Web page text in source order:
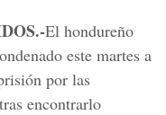
El hondureño
este martes a
por las
encontrarlo